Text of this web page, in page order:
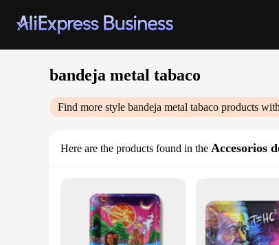
bandeja metal tabaco
Find more style bandeja metal tabaco products
Here are the products found in the Accesorios